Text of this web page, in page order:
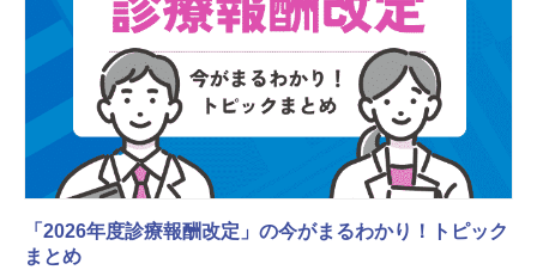
「2026年度診療報酬改定」の今がまるわかり！トピック
まとめ